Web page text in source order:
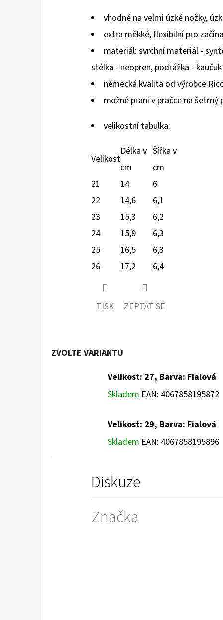
produktu
z
hvězdiček.
vhodné na velmi úzké nožky,
extra měkké, flexibilní pro
materiál: svrchní materiál -
stélka - neopren, podrážka - kaučuk
německá kvalita od výrobce
možné praní v pračce na šetrný
velikostní tabulka:
Velikost
Délka v
cm
Šířka v
cm
21
14
6
22
14,6
6,1
23
15,3
6,2
24
15,9
6,3
25
16,5
6,3
26
17,2 6,4
TISK ZEPTAT SE
ZVOLTE VARIANTU
Velikost: 27, Barva: Fialová
Skladem EAN: 4067858195872
Velikost: 29, Barva: Fialová
Skladem EAN: 4067858195896
Diskuze
Značka